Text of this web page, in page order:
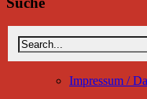
Impressum /